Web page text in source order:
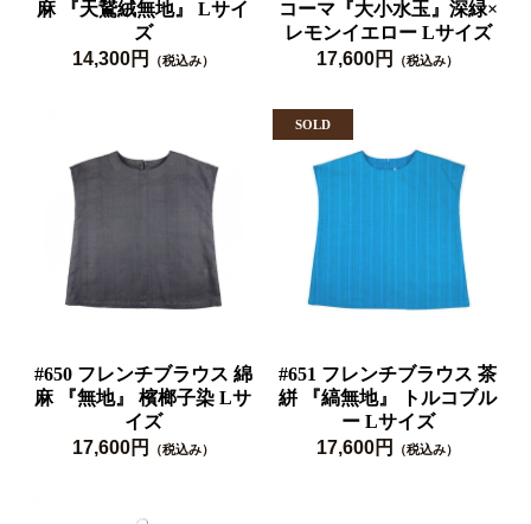
麻 『天鵞絨無地』 Lサイ
ズ
14,300円
（税込み）
コーマ『大小水玉』深緑×
レモンイエロー Lサイズ
17,600円
（税込み）
#650 フレンチブラウス 綿
麻 『無地』 檳榔子染 Lサ
イズ
17,600円
（税込み）
#651 フレンチブラウス 茶
絣 『縞無地』 トルコブル
ー Lサイズ
17,600円
（税込み）